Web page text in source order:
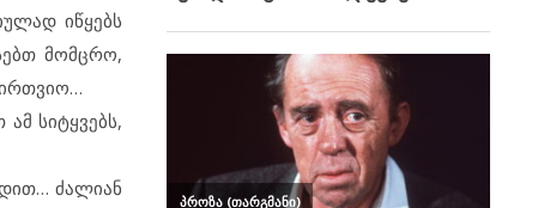
იწყებს
მომცრო,
სიტყვებს,
ძალიან